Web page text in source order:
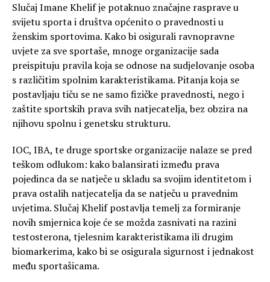
Slučaj Imane Khelif je potaknuo značajne rasprave u
svijetu sporta i društva općenito o pravednosti u
ženskim sportovima. Kako bi osigurali ravnopravne
uvjete za sve sportaše, mnoge organizacije sada
preispituju pravila koja se odnose na sudjelovanje osoba
s različitim spolnim karakteristikama. Pitanja koja se
postavljaju tiču se ne samo fizičke pravednosti, nego i
zaštite sportskih prava svih natjecatelja, bez obzira na
njihovu spolnu i genetsku strukturu.
IOC, IBA, te druge sportske organizacije nalaze se pred
teškom odlukom: kako balansirati između prava
pojedinca da se natječe u skladu sa svojim identitetom i
prava ostalih natjecatelja da se natječu u pravednim
uvjetima. Slučaj Khelif postavlja temelj za formiranje
novih smjernica koje će se možda zasnivati na razini
testosterona, tjelesnim karakteristikama ili drugim
biomarkerima, kako bi se osigurala sigurnost i jednakost
među sportašicama.